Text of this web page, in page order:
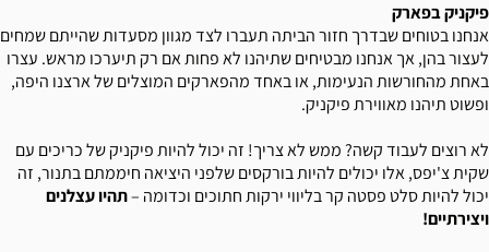
פיקניק בפארק
אנחנו בטוחים שבדרך חזור הביתה תעברו לצד מגוון מסעדות שהייתם שמחים
לעצור בהן, אך אנחנו מבטיחים שתיהנו לא פחות אם רק תיערכו מראש. עצרו
באחת מהחורשות הנעימות, או באחד מהפארקים המוצלים של ארצנו היפה,
ופשוט תיהנו מאווירת פיקניק.
לא רוצים לעבוד קשה? ממש לא צריך! זה יכול להיות פיקניק של כריכים עם
שקית צ'יפס, אלו יכולים להיות בורקסים שלפני היציאה חיממתם בתנור, זה
יכול להיות סלט פסטה קר בליווי ירקות חתוכים וכדומה –תהיו עצלנים
ויצירתיים!